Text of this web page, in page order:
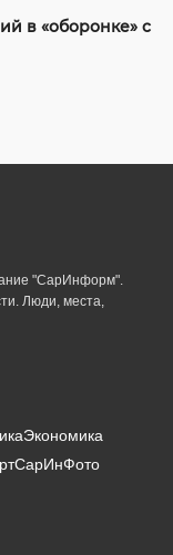
в «оборонке» с
"СарИнформ".
Люди, места,
Экономика
СарИнФото